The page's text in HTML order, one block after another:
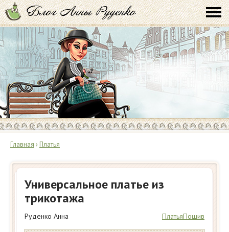
Главная › Платья
Универсальное платье из
трикотажа
Руденко Анна ПлатьяПошив